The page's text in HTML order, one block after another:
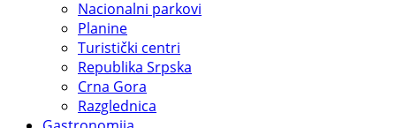
Nacionalni parkovi
Planine
Turistički centri
Republika Srpska
Crna Gora
Razglednica